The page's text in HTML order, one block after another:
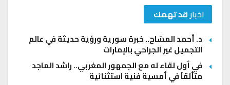
اخبارقد تهمك
د. أحمد المسّاح.. خبرة سورية ورؤية حديثة في عالم
التجميل غير الجراحي بالإمارات
في أول لقاء له مع الجمهور المغربي.. راشد الماجد
متألقاً في أمسية فنية استثنائية